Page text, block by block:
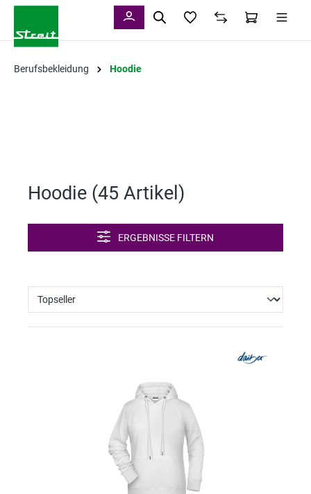
Berufsbekleidung Hoodie
Hoodie (45 Artikel )
ERGEBNISSE FILTERN